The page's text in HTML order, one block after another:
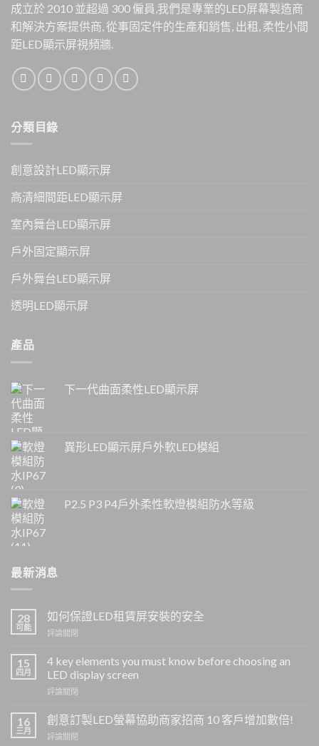
成立於 2010 並超過 300 僱員,我們是專業的LED屏幕製造商
和解決方案提供商, 從事固定件的生產和銷售, 出租, 柔性小間
距LED顯示屏視頻牆.
分類目錄
創意設計LED顯示屏
高清細間距LED顯示屏
室內舞台LED顯示屏
戶外固定顯示屏
戶外舞台LED顯示屏
透明LED顯示屏
產品
下一代曲面柔性LED顯示屏
異形LED顯示屏戶外軟LED模組
P2.5 P3 P4戶外柔性軟燈模組防水等級
最新消息
28
可能
如何保證LED租賃屏安裝的安全
評論關閉
何
證
賃
15
四月
4 key elements you must know before choosing an
LED display screen
評論關閉
key
elements
16
三月
創意訂製LED螢幕協助商家招商 10 客戶增加數倍!
評論關閉